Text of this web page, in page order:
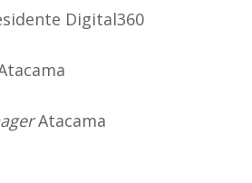
Digital360
Atacama